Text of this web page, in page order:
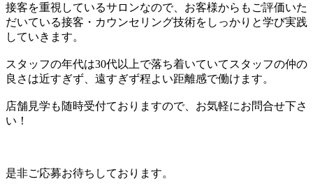
接客を重視しているサロンなので、お客様からもご評価いた
だいている接客・カウンセリング技術をしっかりと学び実践
していきます。
スタッフの年代は30代以上で落ち着いていてスタッフの仲の
良さは近すぎず、遠すぎず程よい距離感で働けます。
店舗見学も随時受付ておりますので、お気軽にお問合せ下さ
い！
是非ご応募お待ちしております。